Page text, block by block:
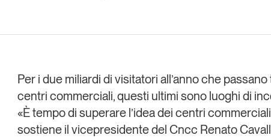
Chi siamo
Contatti
racconta in modo
largo consumo e
Per i due miliardi di visitatori all’anno che
centri commerciali, questi ultimi sono luoghi di
«È tempo di superare l’idea dei centri
sostiene il vicepresidente del Cncc Renato